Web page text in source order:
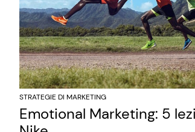
STRATEGIE DI MARKETING
Emotional Marketing: 5